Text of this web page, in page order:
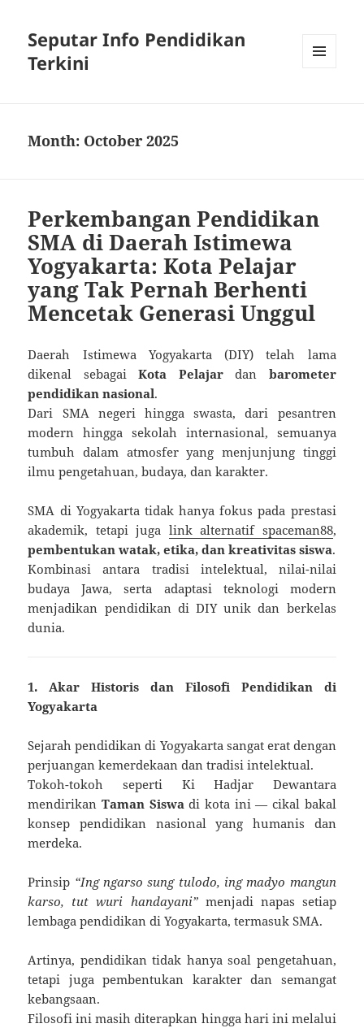
Seputar Info Pendidikan
Terkini
Month: October 2025
Perkembangan Pendidikan
SMA di Daerah Istimewa
Yogyakarta: Kota Pelajar
yang Tak Pernah Berhenti
Mencetak Generasi Unggul
Daerah Istimewa Yogyakarta (DIY) telah lama
dikenal sebagaiKota Pelajardan barometer
pendidikan nasional.
Dari SMA negeri hingga swasta, dari pesantren
modern hingga sekolah internasional, semuanya
tumbuh dalam atmosfer yang menjunjung tinggi
ilmu pengetahuan, budaya, dan karakter.
SMA di Yogyakarta tidak hanya fokus pada prestasi
akademik, tetapi juga link alternatif spaceman88,
pembentukan watak, etika, dan kreativitas siswa.
Kombinasi antara tradisi intelektual, nilai-nilai
budaya Jawa, serta adaptasi teknologi modern
menjadikan pendidikan di DIY unik dan berkelas
dunia.
1. Akar Historis dan Filosofi Pendidikan di
Yogyakarta
Sejarah pendidikan di Yogyakarta sangat erat dengan
perjuangan kemerdekaan dan tradisi intelektual.
Tokoh-tokoh seperti Ki Hadjar Dewantara
mendirikanTaman Siswadi kota ini — cikal bakal
konsep pendidikan nasional yang humanis dan
merdeka.
Prinsip “Ing ngarso sung tulodo, ing madyo mangun
karso, tut wuri handayani”menjadi napas setiap
lembaga pendidikan di Yogyakarta, termasuk SMA.
Artinya, pendidikan tidak hanya soal pengetahuan,
tetapi juga pembentukan karakter dan semangat
kebangsaan.
Filosofi ini masih diterapkan hingga hari ini melalui